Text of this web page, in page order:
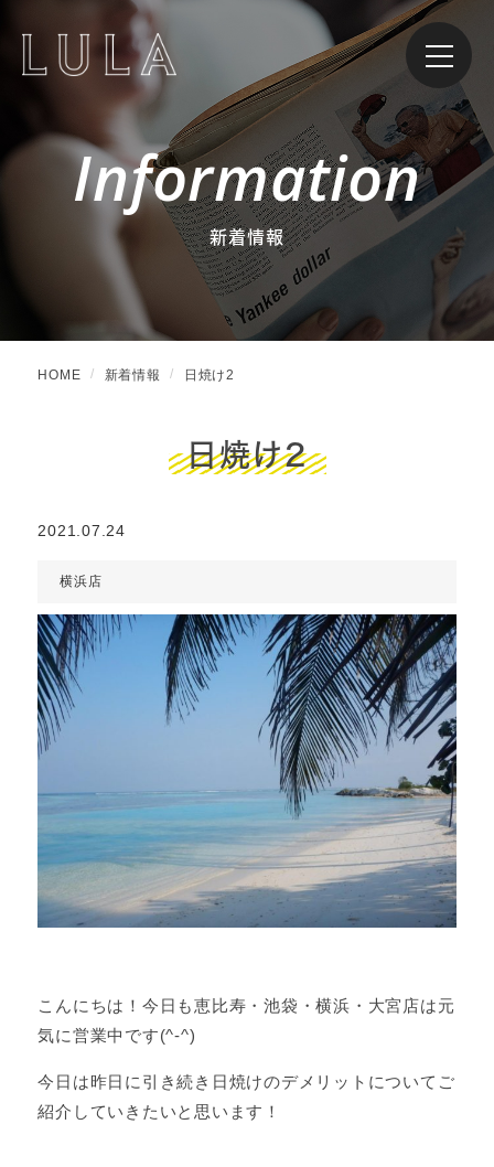
Information
新着情報
HOME 新着情報 日焼け2
日焼け2
2021.07.24
横浜店
こんにちは！今日も恵比寿・池袋・横浜・大宮店は元
気に営業中です(^-^)
今日は昨日に引き続き日焼けのデメリットについてご
紹介していきたいと思います！